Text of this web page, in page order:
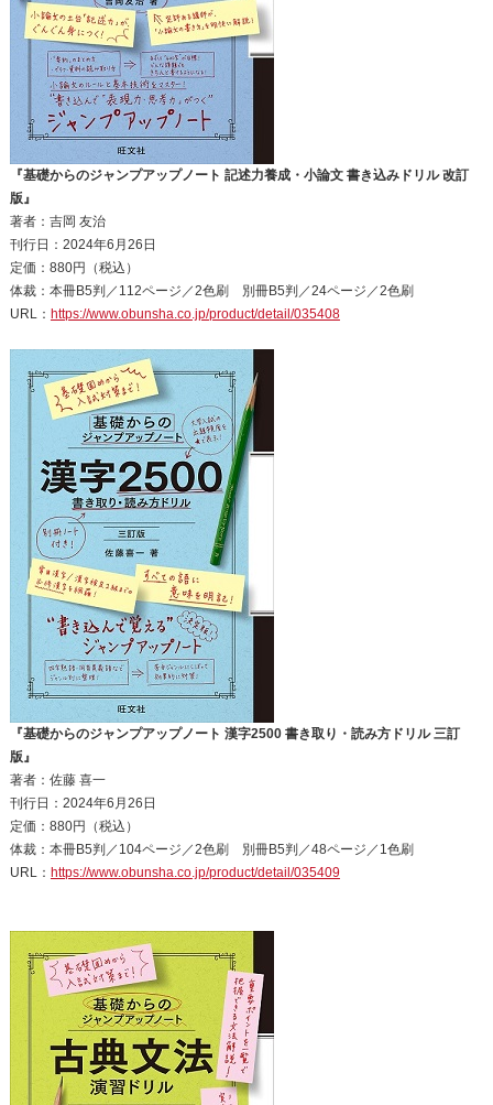
『基礎からのジャンプアップノート 記述力養成・小論文 書き込みドリル 改訂
版』
著者：吉岡 友治
刊行日：2024年6月26日
定価：880円（税込）
体裁：本冊B5判／112ページ／2色刷 別冊B5判／24ページ／2色刷
URL： https://www.obunsha.co.jp/product/detail/035408
『基礎からのジャンプアップノート 漢字2500 書き取り・読み方ドリル 三訂
版』
著者：佐藤 喜一
刊行日：2024年6月26日
定価：880円（税込）
体裁：本冊B5判／104ページ／2色刷 別冊B5判／48ページ／1色刷
URL： https://www.obunsha.co.jp/product/detail/035409